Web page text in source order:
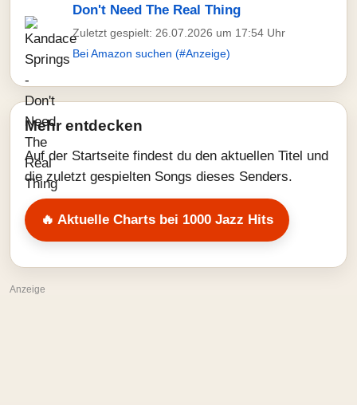
Don't Need The Real Thing
Zuletzt gespielt: 26.07.2026 um 17:54 Uhr
Bei Amazon suchen (#Anzeige)
Mehr entdecken
Auf der Startseite findest du den aktuellen Titel und
die zuletzt gespielten Songs dieses Senders.
🔥 Aktuelle Charts bei 1000 Jazz Hits
Anzeige